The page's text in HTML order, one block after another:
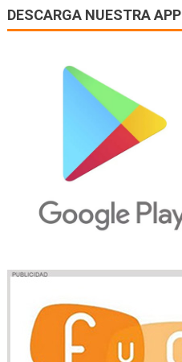
DESCARGA NUESTRA APP